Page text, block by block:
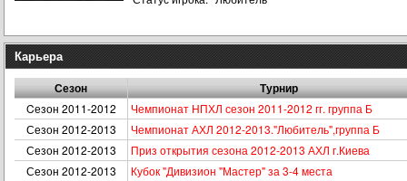
Карьера
Сезон Турнир
Cезон 2011-2012
Чемпионат НПХЛ сезон 2011-2012 гг. группа Б
Сезон 2012-2013
Чемпионат АХЛ 2012-2013."Любитель",группа Б
Сезон 2012-2013
Приз открытия сезона 2012-2013 АХЛ г.Киева
Сезон 2012-2013
Кубок "Дивизион "Мастер" за 3-4 места